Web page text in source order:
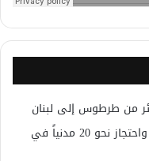
من طرطوس إلى لبنان
القبض على مطلوب بعد اشتباك مسلح واحتجاز نحو 20 مدنياً في